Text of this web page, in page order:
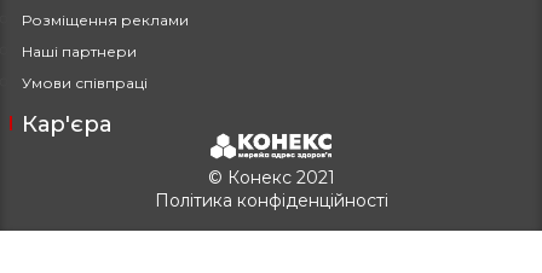
Розміщення реклами
Наші партнери
Умови співпраці
Кар'єра
© Конекс 2021
Політика конфіденційності